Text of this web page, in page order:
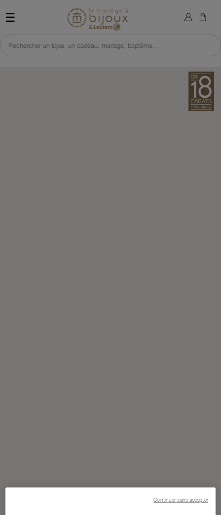
☰ Retour à l'accueil du site
Rechercher un bijou, un cadeau, mariage, baptême...
×
Continuer sans accepter